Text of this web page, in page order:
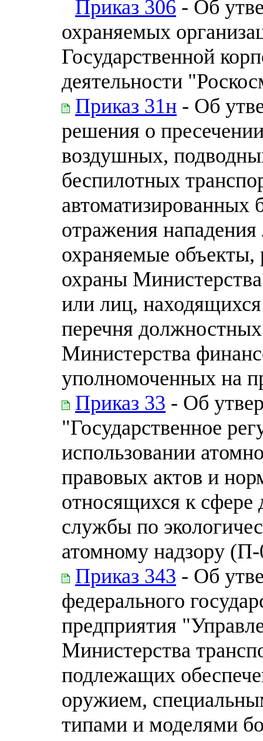
Приказ 306 - Об
охраняемых
Государственной
деятельности
Приказ 31н - Об
решения о
воздушных,
беспилотных
автоматизированных
отражения
охраняемые объекты,
охраны
или лиц,
перечня
Министерства
уполномоченных на
Приказ 33 - Об
"Государственное
использовании
правовых актов и
относящихся к сфере
службы по
атомному надзору
Приказ 343 - Об
федерального
предприятия
Министерства
подлежащих
оружием,
типами и моделями